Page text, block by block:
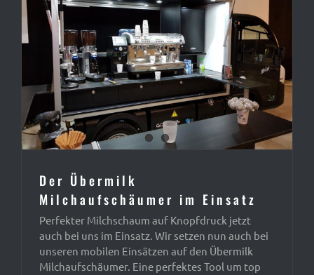
Der Übermilk
Milchaufschäumer im Einsatz
Perfekter Milchschaum auf Knopfdruck jetzt
auch bei uns im Einsatz. Wir setzen nun auch bei
unseren mobilen Einsätzen auf den Übermilk
Milchaufschäumer. Eine perfektes Tool um top